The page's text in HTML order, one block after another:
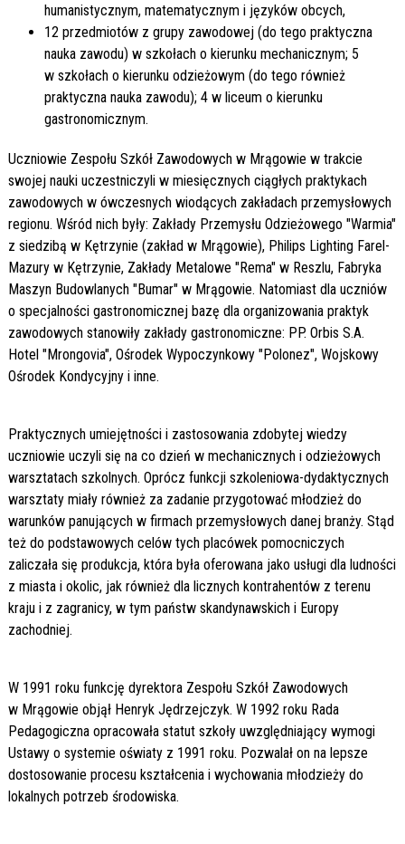
humanistycznym, matematycznym i języków obcych,
12 przedmiotów z grupy zawodowej (do tego praktyczna
nauka zawodu) w szkołach o kierunku mechanicznym; 5
w szkołach o kierunku odzieżowym (do tego również
praktyczna nauka zawodu); 4 w liceum o kierunku
gastronomicznym.
Uczniowie Zespołu Szkół Zawodowych w Mrągowie w trakcie
swojej nauki uczestniczyli w miesięcznych ciągłych praktykach
zawodowych w ówczesnych wiodących zakładach przemysłowych
regionu. Wśród nich były: Zakłady Przemysłu Odzieżowego "Warmia"
z siedzibą w Kętrzynie (zakład w Mrągowie), Philips Lighting Farel-
Mazury w Kętrzynie, Zakłady Metalowe "Rema" w Reszlu, Fabryka
Maszyn Budowlanych "Bumar" w Mrągowie. Natomiast dla uczniów
o specjalności gastronomicznej bazę dla organizowania praktyk
zawodowych stanowiły zakłady gastronomiczne: PP. Orbis S.A.
Hotel "Mrongovia", Ośrodek Wypoczynkowy "Polonez", Wojskowy
Ośrodek Kondycyjny i inne.
Praktycznych umiejętności i zastosowania zdobytej wiedzy
uczniowie uczyli się na co dzień w mechanicznych i odzieżowych
warsztatach szkolnych. Oprócz funkcji szkoleniowa-dydaktycznych
warsztaty miały również za zadanie przygotować młodzież do
warunków panujących w firmach przemysłowych danej branży. Stąd
też do podstawowych celów tych placówek pomocniczych
zaliczała się produkcja, która była oferowana jako usługi dla ludności
z miasta i okolic, jak również dla licznych kontrahentów z terenu
kraju i z zagranicy, w tym państw skandynawskich i Europy
zachodniej.
W 1991 roku funkcję dyrektora Zespołu Szkół Zawodowych
w Mrągowie objął Henryk Jędrzejczyk. W 1992 roku Rada
Pedagogiczna opracowała statut szkoły uwzględniający wymogi
Ustawy o systemie oświaty z 1991 roku. Pozwalał on na lepsze
dostosowanie procesu kształcenia i wychowania młodzieży do
lokalnych potrzeb środowiska.